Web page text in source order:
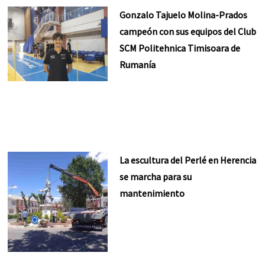
Gonzalo Tajuelo Molina-Prados
campeón con sus equipos del Club
SCM Politehnica Timisoara de
Rumanía
La escultura del Perlé en Herencia
se marcha para su
mantenimiento